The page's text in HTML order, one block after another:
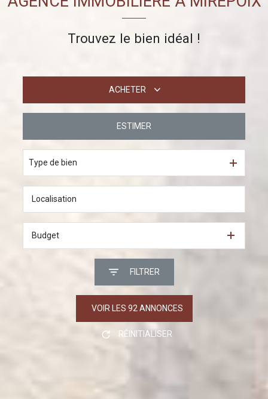
Trouvez le bien idéal !
ACHETER
ESTIMER
Type de bien
Budget
FILTRER
VOIR LES 92 ANNONCES
RÉINITIALISER